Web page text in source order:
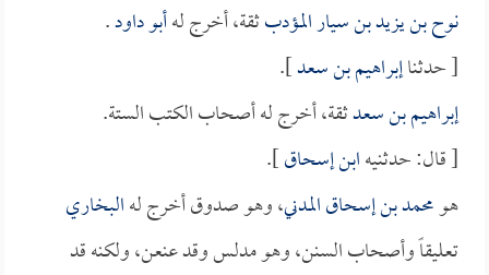
نوح بن يزيد بن سيار المؤدبثقة، أخرج لهأبو داود.
[ حدثناإبراهيم بن سعد].
إبراهيم بن سعدثقة، أخرج له أصحاب الكتب الستة.
[ قال: حدثنيهابن إسحاق].
هومحمد بن إسحاق المدني، وهو صدوق أخرج لهالبخاري
تعليقاً وأصحاب السنن، وهو مدلس وقد عنعن، ولكنه قد